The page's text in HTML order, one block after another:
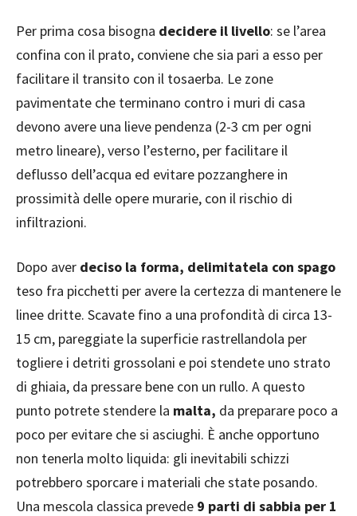
Per prima cosa bisogna decidere il livello: se l’area
confina con il prato, conviene che sia pari a esso per
facilitare il transito con il tosaerba. Le zone
pavimentate che terminano contro i muri di casa
devono avere una lieve pendenza (2-3 cm per ogni
metro lineare), verso l’esterno, per facilitare il
deflusso dell’acqua ed evitare pozzanghere in
prossimità delle opere murarie, con il rischio di
infiltrazioni.
Dopo aver deciso la forma, delimitatela con spago
teso fra picchetti per avere la certezza di mantenere le
linee dritte. Scavate fino a una profondità di circa 13-
15 cm, pareggiate la superficie rastrellandola per
togliere i detriti grossolani e poi stendete uno strato
di ghiaia, da pressare bene con un rullo. A questo
punto potrete stendere la malta, da preparare poco a
poco per evitare che si asciughi. È anche opportuno
non tenerla molto liquida: gli inevitabili schizzi
potrebbero sporcare i materiali che state posando.
Una mescola classica prevede 9 parti di sabbia per 1